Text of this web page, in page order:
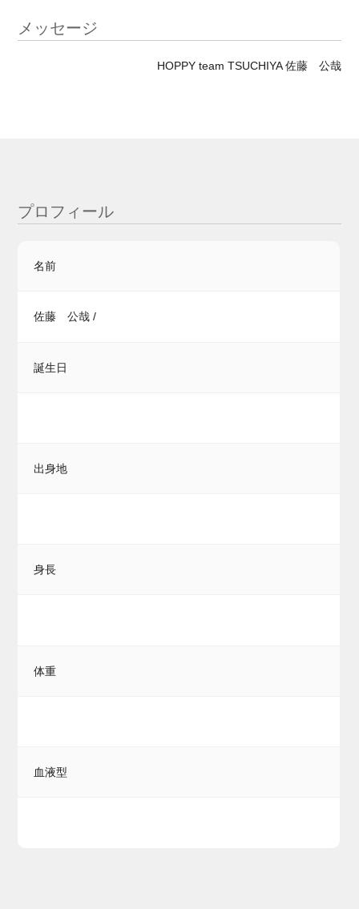
メッセージ
HOPPY team TSUCHIYA 佐藤 公哉
プロフィール
名前
佐藤 公哉 /
誕生日
出身地
身長
体重
血液型